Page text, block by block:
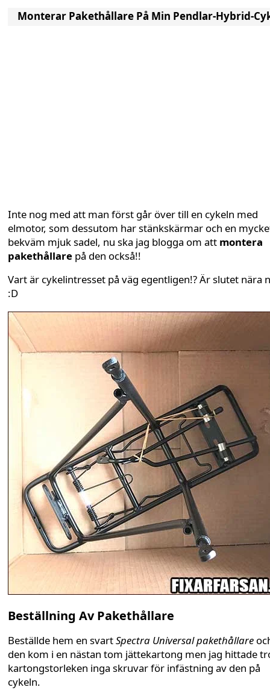
Monterar Pakethållare På Min Pendlar-Hybrid-
Inte nog med att man först går över till en cykeln med
elmotor, som dessutom har stänkskärmar och en
bekväm mjuk sadel, nu ska jag blogga om att montera
pakethållare på den också!!
Vart är cykelintresset på väg egentligen!? Är slutet nära
:D
Beställning Av Pakethållare
Beställde hem en svartSpectra Universal pakethållare
den kom i en nästan tom jättekartong men jag hittade
kartongstorleken inga skruvar för infästning av den på
cykeln.